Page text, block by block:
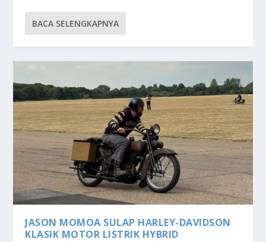
BACA SELENGKAPNYA
JASON MOMOA SULAP HARLEY-DAVIDSON
KLASIK MOTOR LISTRIK HYBRID